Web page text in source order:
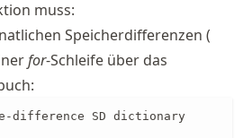
muss:
Speicherdifferenzen (
for-Schleife über das
difference SD dictionary